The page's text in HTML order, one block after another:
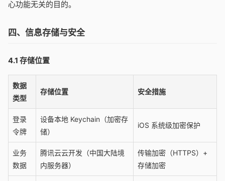
心功能无关的目的。
四、信息存储与安全
4.1 存储位置
数据
类型
存储位置 安全措施
登录
令牌
设备本地 Keychain（加密存
储）
iOS 系统级加密保护
业务
数据
腾讯云云开发（中国大陆境
内服务器）
传输加密（HTTPS）+
存储加密